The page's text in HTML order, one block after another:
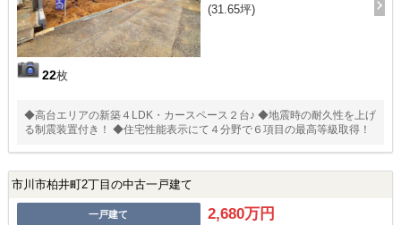
22枚
(31.65坪)
◆高台エリアの新築４LDK・カースペース２台♪ ◆地震時の耐久性を上げ
る制震装置付き！ ◆住宅性能表示にて４分野で６項目の最高等級取得！
市川市柏井町2丁目の中古一戸建て
一戸建て 2,680万円